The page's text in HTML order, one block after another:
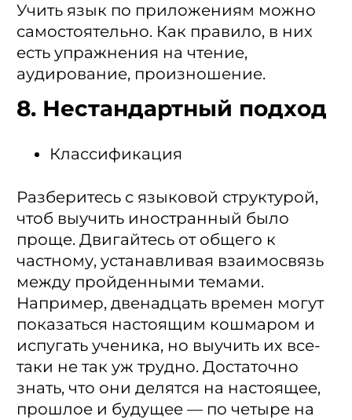
Учить язык по приложениям можно
самостоятельно. Как правило, в них
есть упражнения на чтение,
аудирование, произношение.
8. Нестандартный подход
Классификация
Разберитесь с языковой структурой,
чтоб выучить иностранный было
проще. Двигайтесь от общего к
частному, устанавливая взаимосвязь
между пройденными темами.
Например, двенадцать времен могут
показаться настоящим кошмаром и
испугать ученика, но выучить их все-
таки не так уж трудно. Достаточно
знать, что они делятся на настоящее,
прошлое и будущее — по четыре на